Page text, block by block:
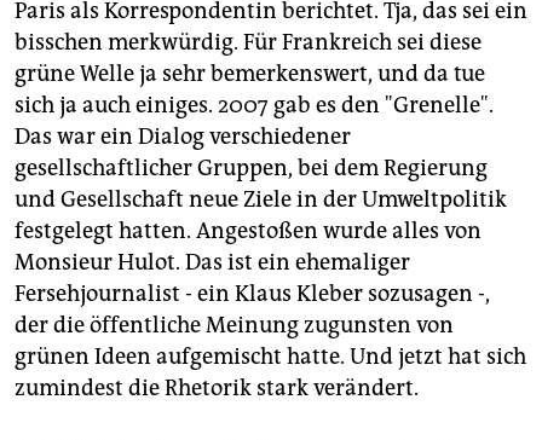
Paris als Korrespondentin berichtet. Tja, das sei ein
bisschen merkwürdig. Für Frankreich sei diese
grüne Welle ja sehr bemerkenswert, und da tue
sich ja auch einiges. 2007 gab es den "Grenelle".
Das war ein Dialog verschiedener
gesellschaftlicher Gruppen, bei dem Regierung
und Gesellschaft neue Ziele in der Umweltpolitik
festgelegt hatten. Angestoßen wurde alles von
Monsieur Hulot. Das ist ein ehemaliger
Fersehjournalist - ein Klaus Kleber sozusagen -,
der die öffentliche Meinung zugunsten von
grünen Ideen aufgemischt hatte. Und jetzt hat sich
zumindest die Rhetorik stark verändert.